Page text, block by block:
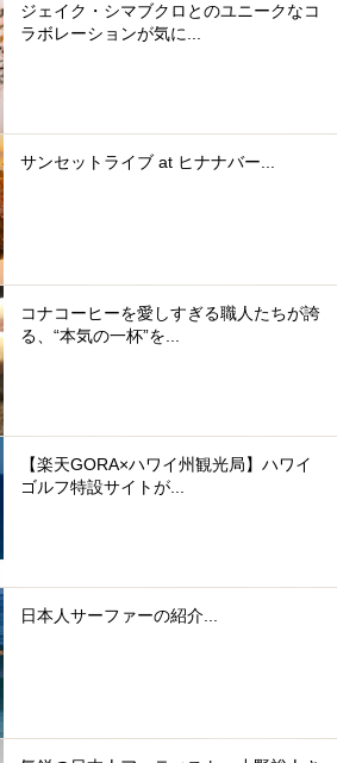
ジェイク・シマブクロとのユニークなコ
ラボレーションが気に...
サンセットライブ at ヒナナバー...
コナコーヒーを愛しすぎる職人たちが誇
る、“本気の一杯”を...
【楽天GORA×ハワイ州観光局】ハワイ
ゴルフ特設サイトが...
日本人サーファーの紹介...